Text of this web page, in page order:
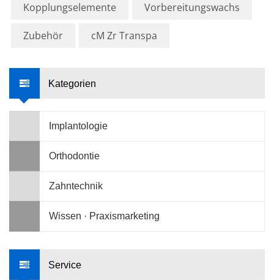
Kopplungselemente Vorbereitungswachs
Zubehör cM Zr Transpa
Kategorien
Implantologie
Orthodontie
Zahntechnik
Wissen · Praxismarketing
Service